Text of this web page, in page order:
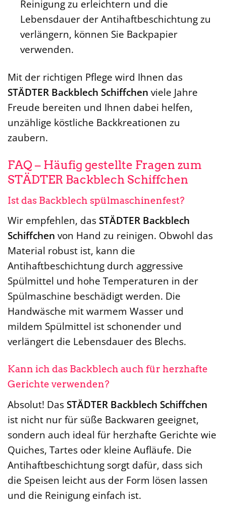
Reinigung zu erleichtern und die
Lebensdauer der Antihaftbeschichtung zu
verlängern, können Sie Backpapier
verwenden.
Mit der richtigen Pflege wird Ihnen das
STÄDTER Backblech Schiffchen viele Jahre
Freude bereiten und Ihnen dabei helfen,
unzählige köstliche Backkreationen zu
zaubern.
FAQ – Häufig gestellte Fragen zum
STÄDTER Backblech Schiffchen
Ist das Backblech spülmaschinenfest?
Wir empfehlen, das STÄDTER Backblech
Schiffchen von Hand zu reinigen. Obwohl das
Material robust ist, kann die
Antihaftbeschichtung durch aggressive
Spülmittel und hohe Temperaturen in der
Spülmaschine beschädigt werden. Die
Handwäsche mit warmem Wasser und
mildem Spülmittel ist schonender und
verlängert die Lebensdauer des Blechs.
Kann ich das Backblech auch für herzhafte
Gerichte verwenden?
Absolut! Das STÄDTER Backblech Schiffchen
ist nicht nur für süße Backwaren geeignet,
sondern auch ideal für herzhafte Gerichte wie
Quiches, Tartes oder kleine Aufläufe. Die
Antihaftbeschichtung sorgt dafür, dass sich
die Speisen leicht aus der Form lösen lassen
und die Reinigung einfach ist.